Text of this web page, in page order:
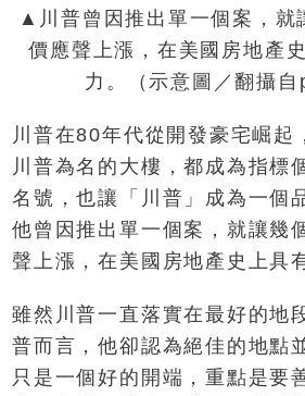
▲川普曾因推出單一個案，就
價應聲上漲，在美國房地產
力。（示意圖／翻攝自
川普在80年代從開發豪宅崛起
川普為名的大樓，都成為指標
名號，也讓「川普」成為一個
他曾因推出單一個案，就讓幾
聲上漲，在美國房地產史上具
雖然川普一直落實在最好的地
普而言，他卻認為絕佳的地點
只是一個好的開端，重點是要